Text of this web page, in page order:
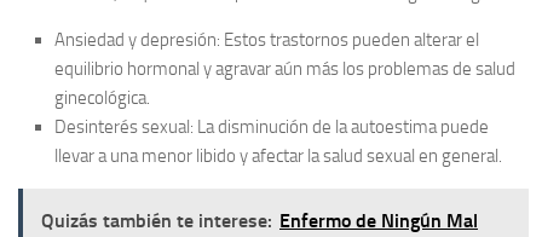
Ansiedad y depresión: Estos trastornos pueden alterar el
equilibrio hormonal y agravar aún más los problemas de salud
ginecológica.
Desinterés sexual: La disminución de la autoestima puede
llevar a una menor libido y afectar la salud sexual en general.
Quizás también te interese: Enfermo de Ningún Mal